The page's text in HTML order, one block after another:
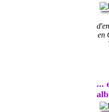
en
...